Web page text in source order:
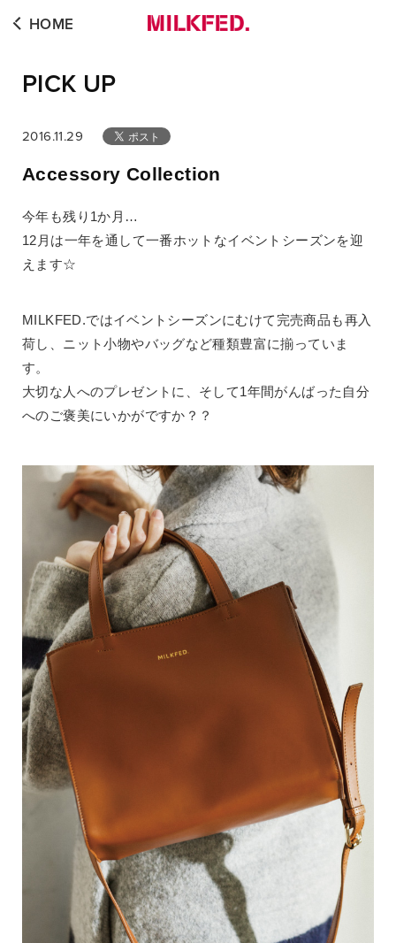
PICK UP
HOME
2016.11.29
Accessory Collection
今年も残り1か月…
12月は一年を通して一番ホットなイベントシーズンを迎
えます☆
MILKFED.ではイベントシーズンにむけて完売商品も再入
荷し、ニット小物やバッグなど種類豊富に揃っていま
す。
大切な人へのプレゼントに、そして1年間がんばった自分
へのご褒美にいかがですか？？